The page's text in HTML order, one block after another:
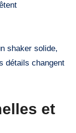
shaker solide,
détails changent
et